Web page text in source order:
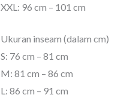
XXL: 96 cm – 101 cm
Ukuran inseam (dalam cm)
S: 76 cm – 81 cm
M: 81 cm – 86 cm
L: 86 cm – 91 cm